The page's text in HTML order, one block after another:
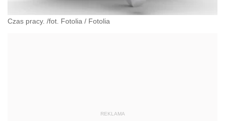
Czas pracy. /fot. Fotolia / Fotolia